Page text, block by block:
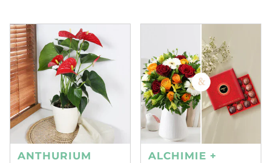
ANTHURIUM
ALCHIMIE +